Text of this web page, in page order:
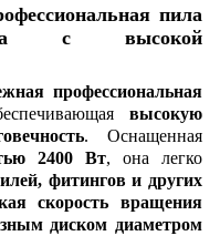
пила
с высокой
профессиональная
высокую
. Оснащенная
2400 Вт, она легко
фитингов и других
скорость вращения
диском диаметром